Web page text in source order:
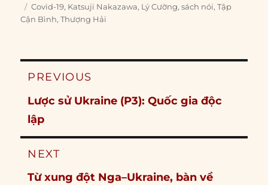
on
Tags
Covid-19, Katsuji Nakazawa, Lý Cường,sách nói,Tập
Cận Bình,Thượng Hải
Post
PREVIOUS
Previous
post:
Lược sử Ukraine (P3): Quốc gia độc ​​
lập
NEXT
Next
Từ xung đột Nga–Ukraine, bàn về